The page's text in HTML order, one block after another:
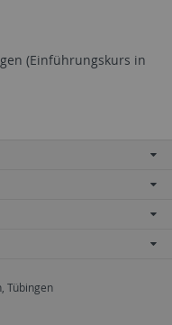
(Einführungskurs in
Tübingen